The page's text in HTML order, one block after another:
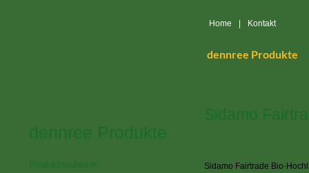
dennree Produkte
Produktneuheiten
Sidamo
Sidamo Fairtrade Bio-
dennree Produkte
Home Kontakt